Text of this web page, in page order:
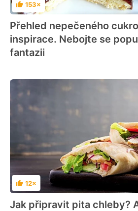
Hodnocení
153×
Přehled nepečeného
inspirace. Nebojte se
fantazii
Hodnocení
12×
Jak připravit pita chleby?